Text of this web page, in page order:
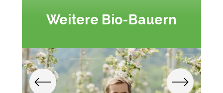
Weitere Bio-Bauern